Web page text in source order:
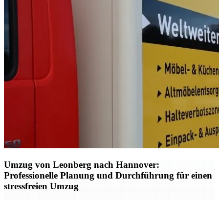
Umzug von Leonberg nach Hannover:
Professionelle Planung und Durchführung für einen
stressfreien Umzug